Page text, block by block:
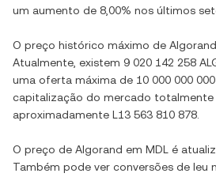
um aumento de 8,00% nos últimos
O preço histórico máximo de Algorand
Atualmente, existem 9 020 142 258
uma oferta máxima de 10 000 000 000
capitalização do mercado totalmente
aproximadamente L13 563 810 878
O preço de Algorand em MDL é
Também pode ver conversões de leu